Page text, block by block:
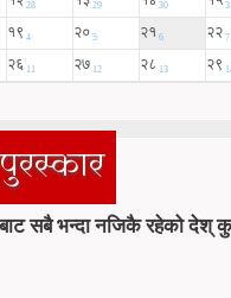
पुरस्कार
सबै भन्दा नजिकै रहेको देश्